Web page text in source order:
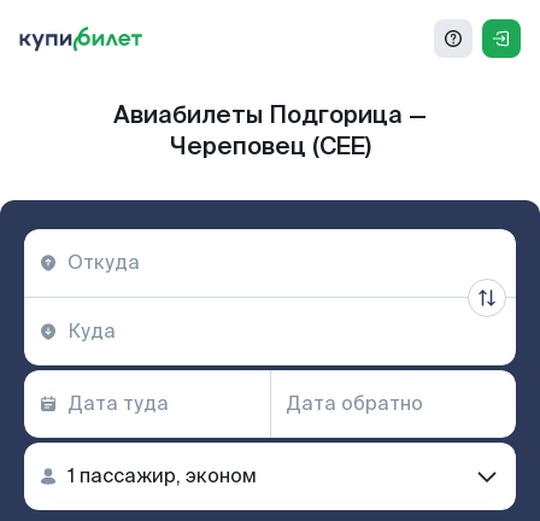
Авиабилеты Подгорица —
Череповец (CEE)